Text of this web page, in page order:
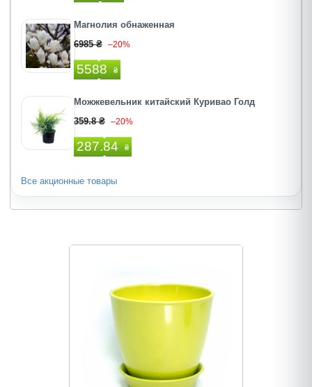
Магнолия обнаженная
6985 ₴ –20%
5588 ₴
Можжевельник китайский Куривао Голд
359.8 ₴ –20%
287.84 ₴
Все акционные товары